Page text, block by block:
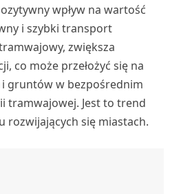
wpływ na wartość
i szybki transport
zwiększa
co może przełożyć się na
gruntów w bezpośrednim
tramwajowej. Jest to trend
rozwijających się miastach.